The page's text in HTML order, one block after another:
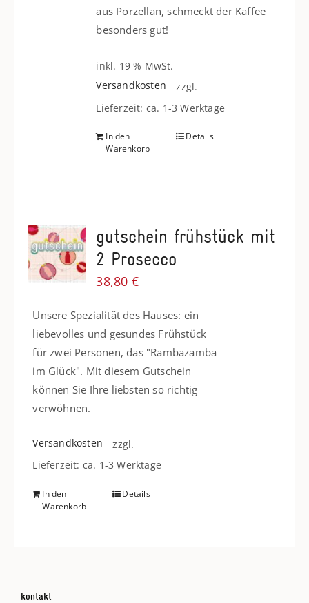
aus Porzellan, schmeckt der Kaffee
besonders gut!
inkl. 19 % MwSt.
zzgl.
Versandkosten
Lieferzeit: ca. 1-3 Werktage
In den
Warenkorb
Details
gutschein frühstück mit
2 Prosecco
38,80 €
Unsere Spezialität des Hauses: ein
liebevolles und gesundes Frühstück
für zwei Personen, das "Rambazamba
im Glück". Mit diesem Gutschein
können Sie Ihre liebsten so richtig
verwöhnen.
zzgl.
Versandkosten
Lieferzeit: ca. 1-3 Werktage
In den
Warenkorb
Details
kontakt